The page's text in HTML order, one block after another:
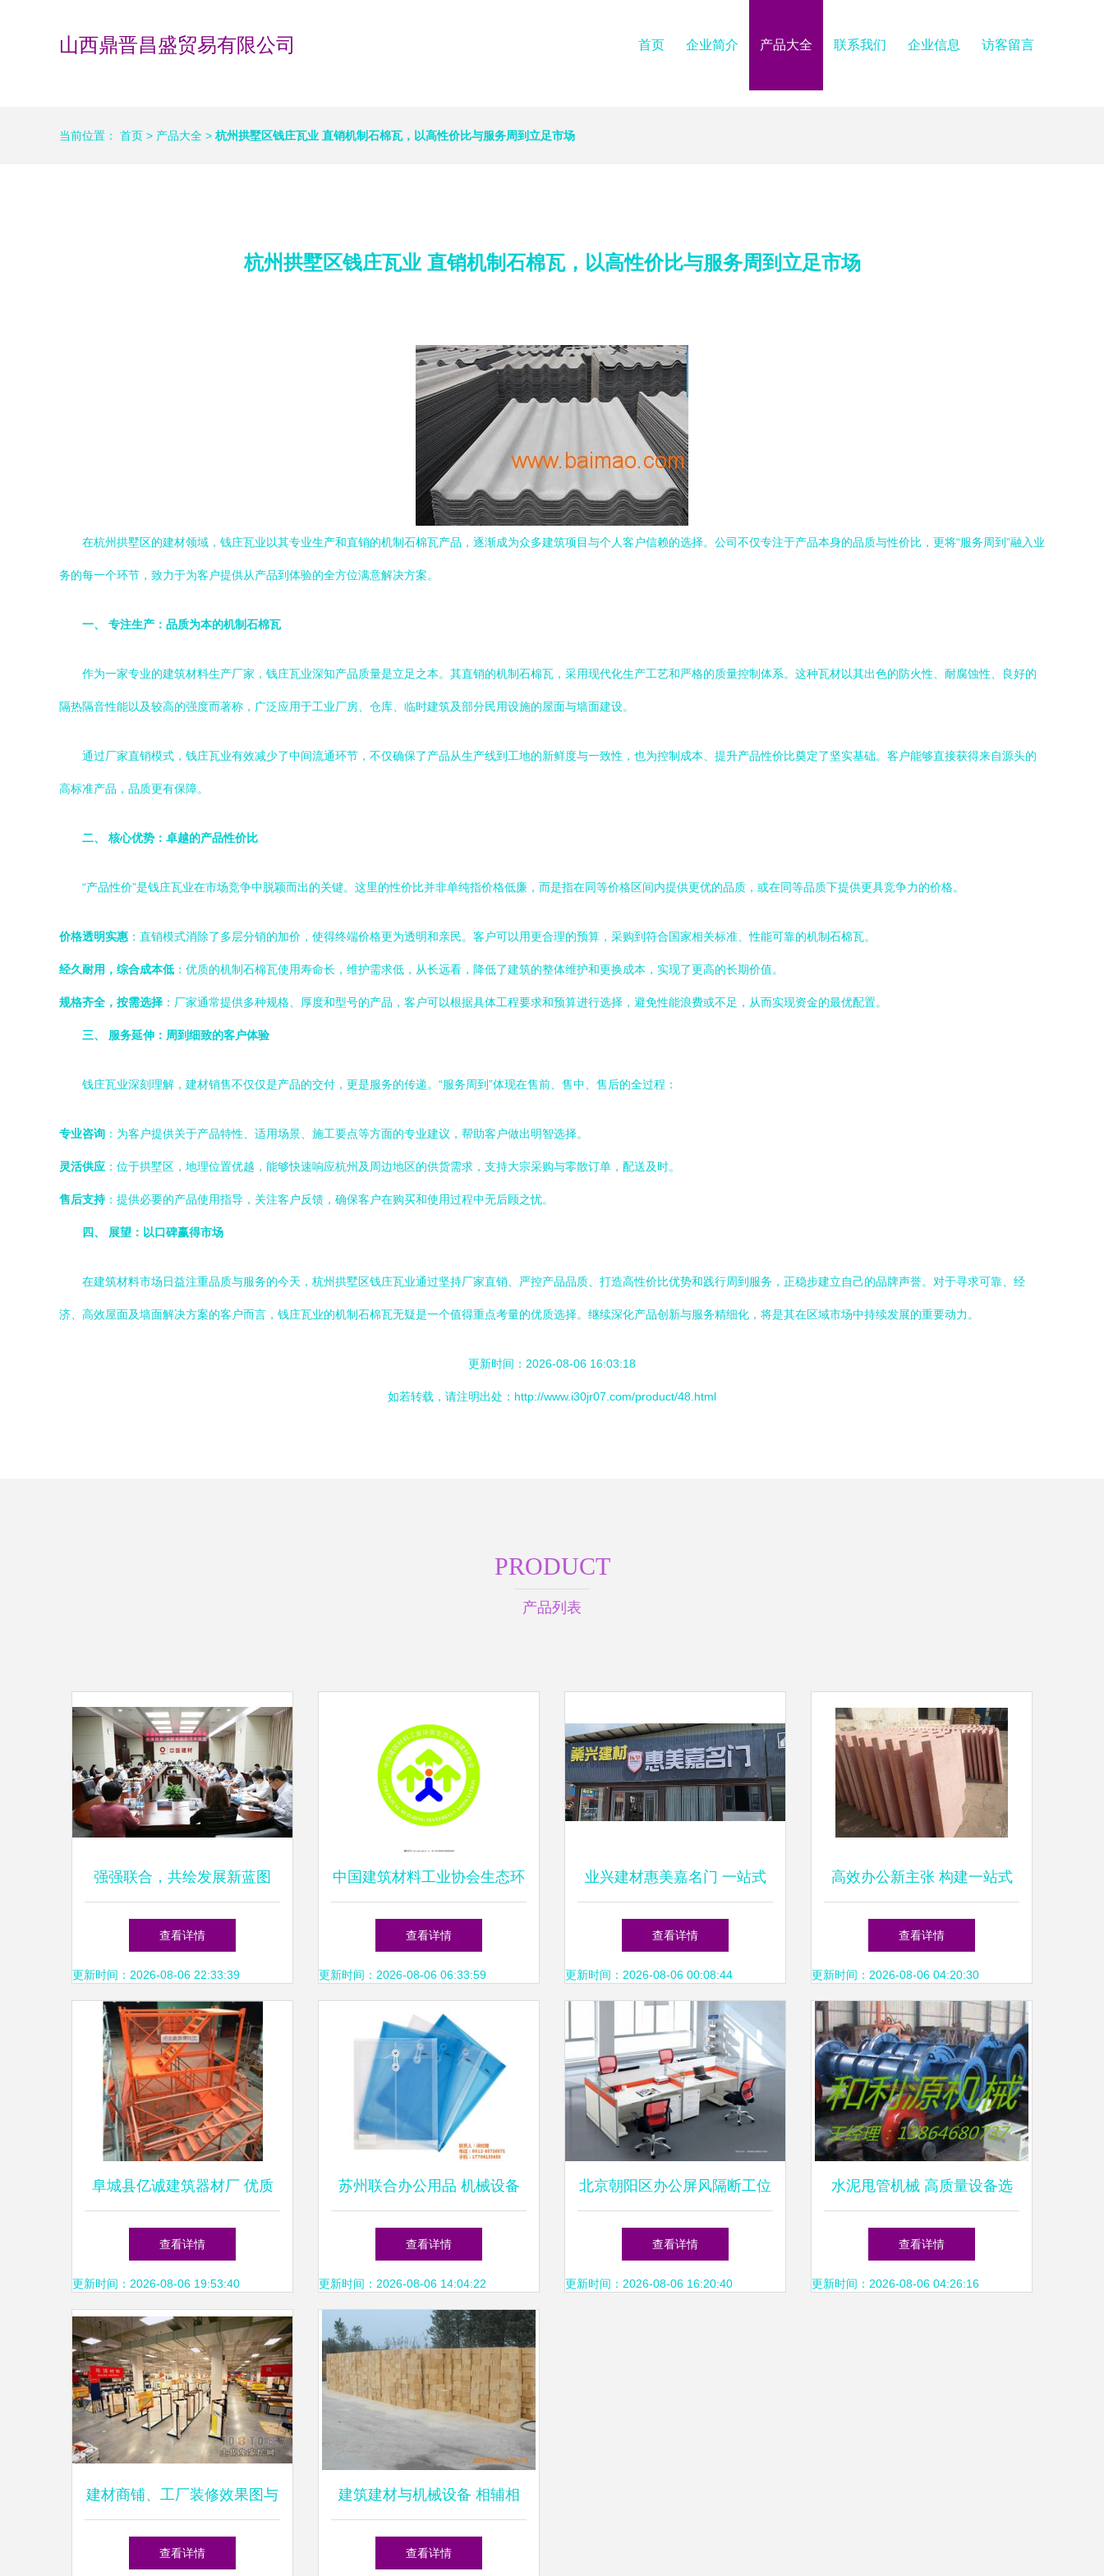
山西鼎晋昌盛贸易有限公司 首页 企业简介 产品大全 联系我们 企业信息 访客留言
当前位置： 首页 > 产品大全 > 杭州拱墅区钱庄瓦业 直销机制石棉瓦，以高性价比与服务周到立足市场
杭州拱墅区钱庄瓦业 直销机制石棉瓦，以高性价比与服务周到立足市场
在杭州拱墅区的建材领域，钱庄瓦业以其专业生产和直销的机制石棉瓦产品，逐渐成为众多建筑项目与个人客户信赖的选择。公司不仅专注于产品本身的品质与性价比，更将“服务周到”融入业
务的每一个环节，致力于为客户提供从产品到体验的全方位满意解决方案。
一、 专注生产：品质为本的机制石棉瓦
作为一家专业的建筑材料生产厂家，钱庄瓦业深知产品质量是立足之本。其直销的机制石棉瓦，采用现代化生产工艺和严格的质量控制体系。这种瓦材以其出色的防火性、耐腐蚀性、良好的
隔热隔音性能以及较高的强度而著称，广泛应用于工业厂房、仓库、临时建筑及部分民用设施的屋面与墙面建设。
通过厂家直销模式，钱庄瓦业有效减少了中间流通环节，不仅确保了产品从生产线到工地的新鲜度与一致性，也为控制成本、提升产品性价比奠定了坚实基础。客户能够直接获得来自源头的
高标准产品，品质更有保障。
二、 核心优势：卓越的产品性价比
“产品性价”是钱庄瓦业在市场竞争中脱颖而出的关键。这里的性价比并非单纯指价格低廉，而是指在同等价格区间内提供更优的品质，或在同等品质下提供更具竞争力的价格。
价格透明实惠 ：直销模式消除了多层分销的加价，使得终端价格更为透明和亲民。客户可以用更合理的预算，采购到符合国家相关标准、性能可靠的机制石棉瓦。
经久耐用，综合成本低 ：优质的机制石棉瓦使用寿命长，维护需求低，从长远看，降低了建筑的整体维护和更换成本，实现了更高的长期价值。
规格齐全，按需选择 ：厂家通常提供多种规格、厚度和型号的产品，客户可以根据具体工程要求和预算进行选择，避免性能浪费或不足，从而实现资金的最优配置。
三、 服务延伸：周到细致的客户体验
钱庄瓦业深刻理解，建材销售不仅仅是产品的交付，更是服务的传递。“服务周到”体现在售前、售中、售后的全过程：
专业咨询 ：为客户提供关于产品特性、适用场景、施工要点等方面的专业建议，帮助客户做出明智选择。
灵活供应 ：位于拱墅区，地理位置优越，能够快速响应杭州及周边地区的供货需求，支持大宗采购与零散订单，配送及时。
售后支持：提供必要的产品使用指导，关注客户反馈，确保客户在购买和使用过程中无后顾之忧。
四、 展望：以口碑赢得市场
在建筑材料市场日益注重品质与服务的今天，杭州拱墅区钱庄瓦业通过坚持厂家直销、严控产品品质、打造高性价比优势和践行周到服务，正稳步建立自己的品牌声誉。对于寻求可靠、经
济、高效屋面及墙面解决方案的客户而言，钱庄瓦业的机制石棉瓦无疑是一个值得重点考量的优质选择。继续深化产品创新与服务精细化，将是其在区域市场中持续发展的重要动力。
更新时间：2026-08-06 16:03:18
如若转载，请注明出处：http://www.i30jr07.com/product/48.html
PRODUCT
产品列表
强强联合，共绘发展新蓝图
——中国建材集团与中国国新
洽谈办公用品合作
查看详情
更新时间：2026-08-06 22:33:39
中国建筑材料工业协会生态环
境建材分会标志设计解读与建
筑材料生态化发展
查看详情
更新时间：2026-08-06 06:33:59
业兴建材惠美嘉名门 一站式
办公用品采购新选择
查看详情
更新时间：2026-08-06 00:08:44
高效办公新主张 构建一站式
办公用品库
查看详情
更新时间：2026-08-06 04:20:30
阜城县亿诚建筑器材厂 优质
建筑机械设备供应商
查看详情
更新时间：2026-08-06 19:53:40
苏州联合办公用品 机械设备
领域的优质办公用品专营店
查看详情
更新时间：2026-08-06 14:04:22
北京朝阳区办公屏风隔断工位
桌定制 打造专业高效的办公
环境
查看详情
更新时间：2026-08-06 16:20:40
水泥甩管机械 高质量设备选
购指南与供应信息概览
查看详情
更新时间：2026-08-06 04:26:16
建材商铺、工厂装修效果图与
机械设备——打造高效专业的
查看详情
建筑建材与机械设备 相辅相
成的现代化基建双引擎
查看详情